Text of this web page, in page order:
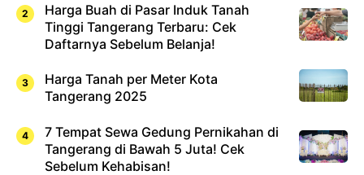
Harga Buah di Pasar Induk Tanah
Tinggi Tangerang Terbaru: Cek
Daftarnya Sebelum Belanja!
Harga Tanah per Meter Kota
Tangerang 2025
7 Tempat Sewa Gedung Pernikahan di
Tangerang di Bawah 5 Juta! Cek
Sebelum Kehabisan!